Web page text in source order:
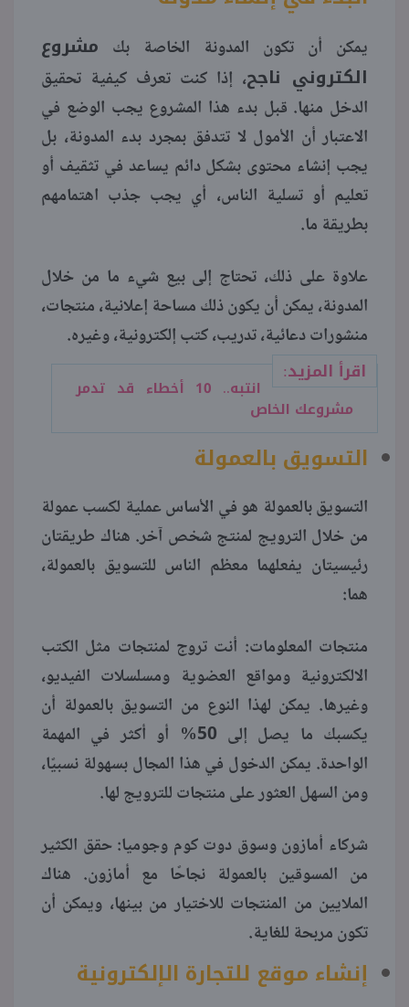
يمكن أن تكون المدونة الخاصة بك مشروع
الكتروني ناجح، إذا كنت تعرف كيفية تحقيق
الدخل منها. قبل بدء هذا المشروع يجب الوضع في
الاعتبار أن الأمول لا تتدفق بمجرد بدء المدونة، بل
يجب إنشاء محتوى بشكل دائم يساعد في تثقيف أو
تعليم أو تسلية الناس، أي يجب جذب اهتمامهم
بطريقة ما.
علاوة على ذلك، تحتاج إلى بيع شيء ما من خلال
المدونة، يمكن أن يكون ذلك مساحة إعلانية، منتجات،
منشورات دعائية، تدريب، كتب إلكترونية، وغيره.
اقرأ المزيد:
انتبه.. 10 أخطاء قد تدمر
مشروعك الخاص
التسويق بالعمولة
التسويق بالعمولة هو في الأساس عملية لكسب عمولة
من خلال الترويج لمنتج شخص آخر. هناك طريقتان
رئيسيتان يفعلهما معظم الناس للتسويق بالعمولة،
هما:
منتجات المعلومات: أنت تروج لمنتجات مثل الكتب
الالكترونية ومواقع العضوية ومسلسلات الفيديو،
وغيرها. يمكن لهذا النوع من التسويق بالعمولة أن
يكسبك ما يصل إلى 50% أو أكثر في المهمة
الواحدة. يمكن الدخول في هذا المجال بسهولة نسبيًا،
ومن السهل العثور على منتجات للترويج لها.
شركاء أمازون وسوق دوت كوم وجوميا: حقق الكثير
من المسوقين بالعمولة نجاحًا مع أمازون. هناك
الملايين من المنتجات للاختيار من بينها، ويمكن أن
تكون مربحة للغاية.
إنشاء موقع للتجارة الإلكترونية